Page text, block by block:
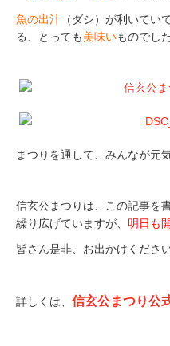
魚の出汁 （ダシ）が利いてい
る、とっても美味いものでし
まつりを通して、みんなが元
信玄公まつりは、この記事を
繰り広げていますが、 明日も
皆さん是非、お出かけくださ
詳しくは、 信玄公まつり公